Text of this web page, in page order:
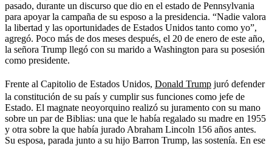
pasado, durante un discurso que dio en el estado de Pennsylvania
para apoyar la campaña de su esposo a la presidencia. “Nadie valora
la libertad y las oportunidades de Estados Unidos tanto como yo”,
agregó. Poco más de dos meses después, el 20 de enero de este año,
la señora Trump llegó con su marido a Washington para su posesión
como presidente.
Frente al Capitolio de Estados Unidos, Donald Trump juró defender
la constitución de su país y cumplir sus funciones como jefe de
Estado. El magnate neoyorquino realizó su juramento con su mano
sobre un par de Biblias: una que le había regalado su madre en 1955
y otra sobre la que había jurado Abraham Lincoln 156 años antes.
Su esposa, parada junto a su hijo Barron Trump, las sostenía. En ese